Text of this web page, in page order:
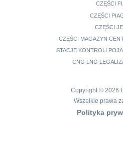
CZĘŚCI
CZĘŚCI
CZĘŚCI
CZĘŚCI MAGAZYN
STACJE KONTROLI
CNG LNG
Copyright © 2026
Wszelkie prawa
Polityka